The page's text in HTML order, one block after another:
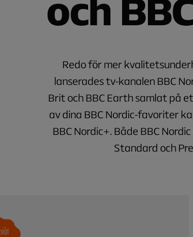
och
Redo för mer
lanserades tv-kanalen BBC
Brit och BBC Earth samlat på
av dina BBC Nordic-favoriter
BBC Nordic+. Både BBC
Standard och